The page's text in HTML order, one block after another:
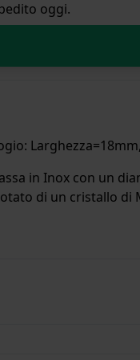
oggi.
in Inox con un
di un cristallo di
Questo significa